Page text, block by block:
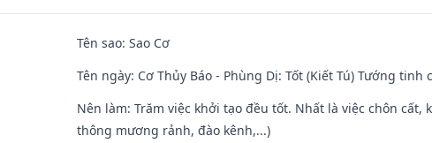
Tên sao: Sao Cơ
Tên ngày: Cơ Thủy Báo - Phùng Dị: Tốt (Kiết Tú) Tướng
Nên làm: Trăm việc khởi tạo đều tốt. Nhất là việc chôn
thông mương rảnh, đào kênh,...)